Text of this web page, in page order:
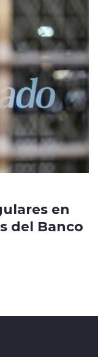
en
del Banco